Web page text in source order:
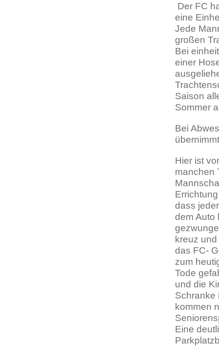
Der FC
eine
Jede
großen
Bei
einer
Saison
Sommer
Bei
Hier ist
manchen
dass
dem Auto
kreuz
das FC-
zum
Tode
und die
Schranke
kommen
Eine